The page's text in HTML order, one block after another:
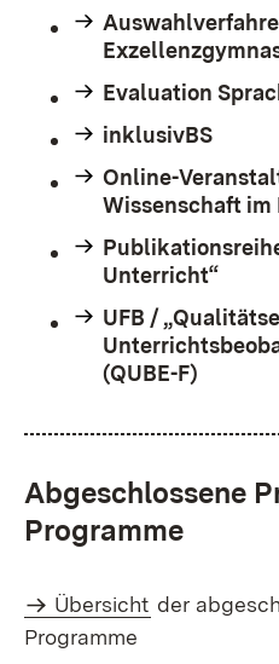
Evaluation
inklusivBS
Online-
Wissenschaft im
Unterricht“
UFB /
(QUBE-F)
Abgeschlossene
Programme
Übersicht der
Programme